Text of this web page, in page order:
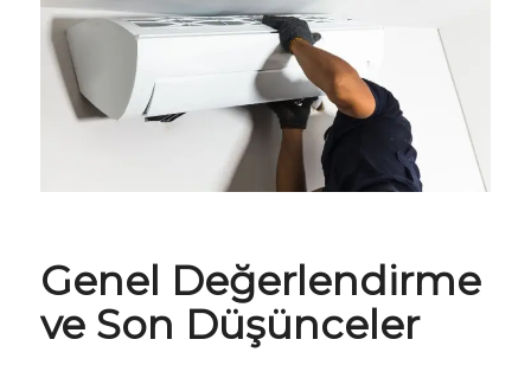
Genel Değerlendirme
ve Son Düşünceler